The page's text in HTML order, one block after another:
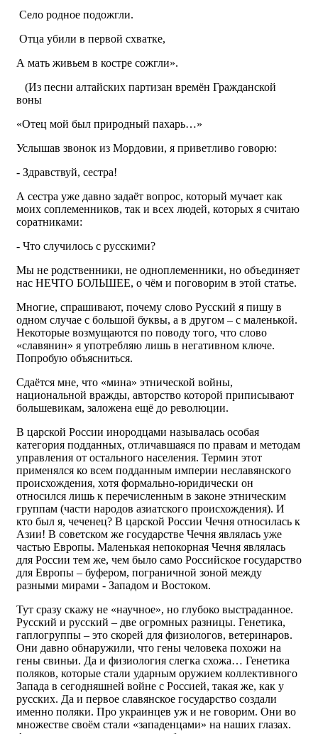
Село родное подожгли.
Отца убили в первой схватке,
А мать живьем в костре сожгли».
(Из песни алтайских партизан времён Гражданской
воны
«Отец мой был природный пахарь…»
Услышав звонок из Мордовии, я приветливо говорю:
- Здравствуй, сестра!
А сестра уже давно задаёт вопрос, который мучает как
моих соплеменников, так и всех людей, которых я считаю
соратниками:
- Что случилось с русскими?
Мы не родственники, не одноплеменники, но объединяет
нас НЕЧТО БОЛЬШЕЕ, о чём и поговорим в этой статье.
Многие, спрашивают, почему слово Русский я пишу в
одном случае с большой буквы, а в другом – с маленькой.
Некоторые возмущаются по поводу того, что слово
«славянин» я употребляю лишь в негативном ключе.
Попробую объясниться.
Сдаётся мне, что «мина» этнической войны,
национальной вражды, авторство которой приписывают
большевикам, заложена ещё до революции.
В царской России инородцами называлась особая
категория подданных, отличавшаяся по правам и методам
управления от остального населения. Термин этот
применялся ко всем подданным империи неславянского
происхождения, хотя формально-юридически он
относился лишь к перечисленным в законе этническим
группам (части народов азиатского происхождения). И
кто был я, чеченец? В царской России Чечня относилась к
Азии! В советском же государстве Чечня являлась уже
частью Европы. Маленькая непокорная Чечня являлась
для России тем же, чем было само Российское государство
для Европы – буфером, пограничной зоной между
разными мирами - Западом и Востоком.
Тут сразу скажу не «научное», но глубоко выстраданное.
Русский и русский – две огромных разницы. Генетика,
гаплогруппы – это скорей для физиологов, ветеринаров.
Они давно обнаружили, что гены человека похожи на
гены свиньи. Да и физиология слегка схожа… Генетика
поляков, которые стали ударным оружием коллективного
Запада в сегодняшней войне с Россией, такая же, как у
русских. Да и первое славянское государство создали
именно поляки. Про украинцев уж и не говорим. Они во
множестве своём стали «западенцами» на наших глазах.